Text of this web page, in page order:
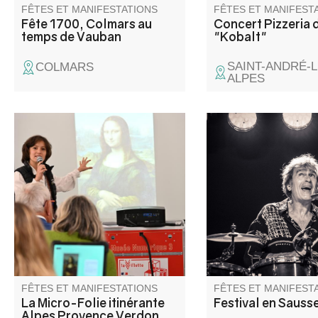
FÊTES ET MANIFESTATIONS
Fête 1700, Colmars au
temps de Vauban
COLMARS
FÊTES ET
Concert Pizzeria
"Kobalt"
SAINT-ANDRÉ-
ALPES
La Micro-Folie itinérante Alpes
Provence Verdon s'installe à
Entrevaux ! La Micro-Folie c'est
un musée numérique, un
espace de réalité virtuelle, un
fablab et une ludothèque. Une
programmation riche et ludique
vous attend pour petits et
grands.
FÊTES ET MANIFESTATIONS
La Micro-Folie itinérante
Du tango argentin on
blues, du classique
et au rock : une
variée, riche en
rencontres
artistes
nationaux ou locaux
disponibles pour des
de partage
FÊTES ET
Festival en